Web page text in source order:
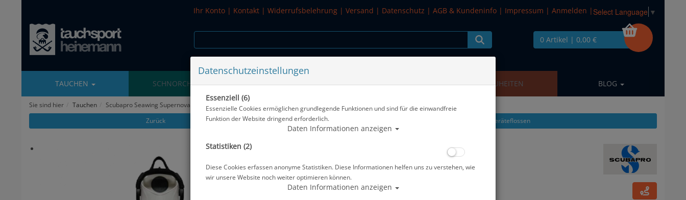
Ihr Konto | Kontakt | Widerrufsbelehrung | Versand | Datenschutz | AGB & Kundeninfo | Impressum | Anmelden | Select Language ▼
0 Artikel | 0,00 €
TAUCHEN SCHNORCHELN WASSERSPORT SALE NEUHEITEN BLOG
Sie sind hier Tauchen
Scubapro Seawing Supernova - weiß - Gr. XL
Zurück
Alle Artikel zeigen aus: Geräteflossen
Scubapro Seawing Supernova - weiß - Gr. XL
Artikelnr.: scu-25506500
Datenschutzeinstellungen
Essenziell (6)
Essenzielle Cookies ermöglichen grundlegende Funktionen und sind für die einwandfreie
Funktion der Website dringend erforderlich.
Daten Informationen anzeigen
Statistiken (2)
Diese Cookies erfassen anonyme Statistiken. Diese Informationen helfen uns zu verstehen, wie
wir unsere Website noch weiter optimieren können.
Daten Informationen anzeigen